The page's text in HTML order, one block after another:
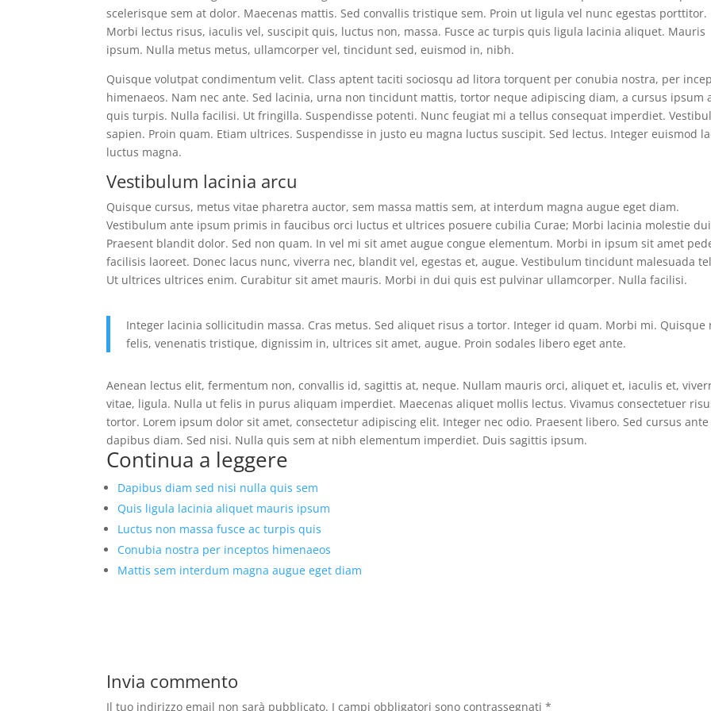
scelerisque sem at dolor. Maecenas mattis. Sed convallis tristique sem. Proin ut ligula vel nunc egestas porttitor.
Morbi lectus risus, iaculis vel, suscipit quis, luctus non, massa. Fusce ac turpis quis ligula lacinia aliquet. Mauris
ipsum. Nulla metus metus, ullamcorper vel, tincidunt sed, euismod in, nibh.
Quisque volutpat condimentum velit. Class aptent taciti sociosqu ad litora torquent per conubia nostra, per
himenaeos. Nam nec ante. Sed lacinia, urna non tincidunt mattis, tortor neque adipiscing diam, a cursus ipsum
quis turpis. Nulla facilisi. Ut fringilla. Suspendisse potenti. Nunc feugiat mi a tellus consequat imperdiet.
sapien. Proin quam. Etiam ultrices. Suspendisse in justo eu magna luctus suscipit. Sed lectus. Integer euismod
luctus magna.
Vestibulum lacinia arcu
Quisque cursus, metus vitae pharetra auctor, sem massa mattis sem, at interdum magna augue eget diam.
Vestibulum ante ipsum primis in faucibus orci luctus et ultrices posuere cubilia Curae; Morbi lacinia molestie
Praesent blandit dolor. Sed non quam. In vel mi sit amet augue congue elementum. Morbi in ipsum sit amet
facilisis laoreet. Donec lacus nunc, viverra nec, blandit vel, egestas et, augue. Vestibulum tincidunt malesuada
Ut ultrices ultrices enim. Curabitur sit amet mauris. Morbi in dui quis est pulvinar ullamcorper. Nulla facilisi.
Integer lacinia sollicitudin massa. Cras metus. Sed aliquet risus a tortor. Integer id quam. Morbi mi. Quisque
felis, venenatis tristique, dignissim in, ultrices sit amet, augue. Proin sodales libero eget ante.
Aenean lectus elit, fermentum non, convallis id, sagittis at, neque. Nullam mauris orci, aliquet et, iaculis et,
vitae, ligula. Nulla ut felis in purus aliquam imperdiet. Maecenas aliquet mollis lectus. Vivamus consectetuer
tortor. Lorem ipsum dolor sit amet, consectetur adipiscing elit. Integer nec odio. Praesent libero. Sed cursus ante
dapibus diam. Sed nisi. Nulla quis sem at nibh elementum imperdiet. Duis sagittis ipsum.
Continua a leggere
Dapibus diam sed nisi nulla quis sem
Quis ligula lacinia aliquet mauris ipsum
Luctus non massa fusce ac turpis quis
Conubia nostra per inceptos himenaeos
Mattis sem interdum magna augue eget diam
Invia commento
Il tuo indirizzo email non sarà pubblicato. I campi obbligatori sono contrassegnati*